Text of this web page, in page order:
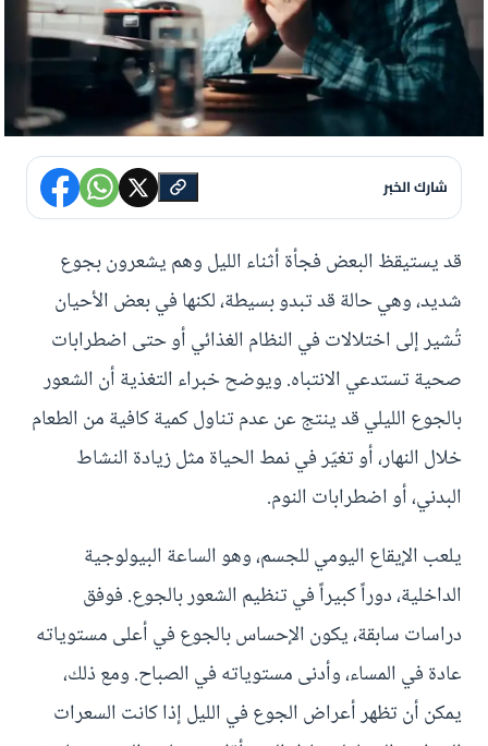
شارك الخبر
قد يستيقظ البعض فجأة أثناء الليل وهم يشعرون بجوع
شديد، وهي حالة قد تبدو بسيطة، لكنها في بعض الأحيان
تُشير إلى اختلالات في النظام الغذائي أو حتى اضطرابات
صحية تستدعي الانتباه. ويوضح خبراء التغذية أن الشعور
بالجوع الليلي قد ينتج عن عدم تناول كمية كافية من الطعام
خلال النهار، أو تغيّر في نمط الحياة مثل زيادة النشاط
البدني، أو اضطرابات النوم.
يلعب الإيقاع اليومي للجسم، وهو الساعة البيولوجية
الداخلية، دوراً كبيراً في تنظيم الشعور بالجوع. فوفق
دراسات سابقة، يكون الإحساس بالجوع في أعلى مستوياته
عادة في المساء، وأدنى مستوياته في الصباح. ومع ذلك،
يمكن أن تظهر أعراض الجوع في الليل إذا كانت السعرات